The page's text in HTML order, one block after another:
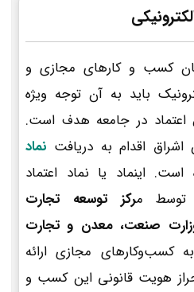
کسب و کارهای مجازی و
باید به آن توجه ویژه
اعتماد در جامعه هدف است.
اقدام به دریافت نماد
است. اینماد یا نماد اعتماد
رکز توسعه تجارت
وزارت صنعت، معدن و تجارت
به کسب‌وکارهای مجازی ارائه
هویت قانونی این کسب و